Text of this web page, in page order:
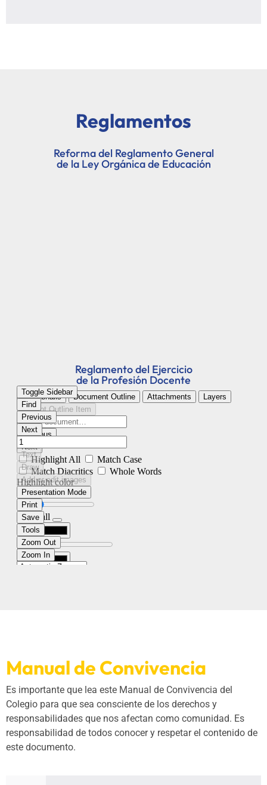
Reglamentos
Reforma del Reglamento General
de la Ley Orgánica de Educación
Reglamento del Ejercicio
de la Profesión Docente
Manual de Convivencia
Es importante que lea este Manual de Convivencia del
Colegio para que sea consciente de los derechos y
responsabilidades que nos afectan como comunidad. Es
responsabilidad de todos conocer y respetar el contenido de
este documento.